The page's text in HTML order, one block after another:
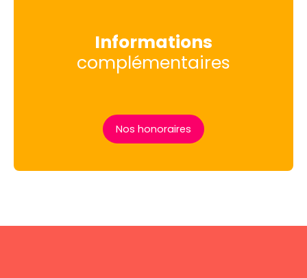
Informations
complémentaires
Nos honoraires